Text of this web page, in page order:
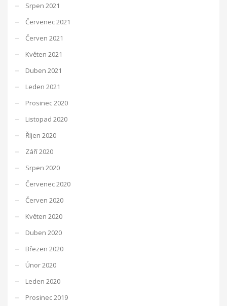
Srpen 2021
Červenec 2021
Červen 2021
Květen 2021
Duben 2021
Leden 2021
Prosinec 2020
Listopad 2020
Říjen 2020
Září 2020
Srpen 2020
Červenec 2020
Červen 2020
Květen 2020
Duben 2020
Březen 2020
Únor 2020
Leden 2020
Prosinec 2019